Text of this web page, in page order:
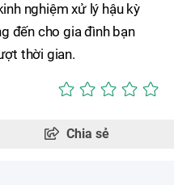
nghiệm xử lý hậu kỳ
đến cho gia đình bạn
thời gian.
Chia sẻ